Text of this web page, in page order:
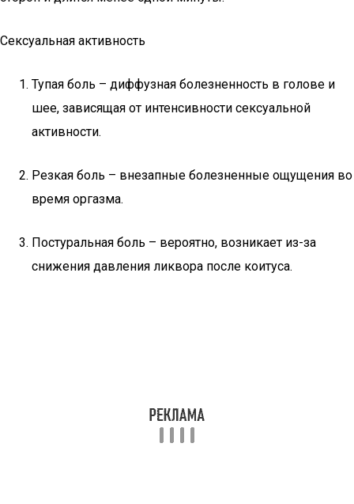
Сексуальная активность
Тупая боль – диффузная болезненность в голове и
шее, зависящая от интенсивности сексуальной
активности.
Резкая боль – внезапные болезненные ощущения во
время оргазма.
Постуральная боль – вероятно, возникает из-за
снижения давления ликвора после коитуса.